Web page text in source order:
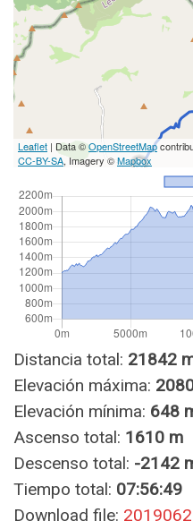
Leaflet | Data ©OpenStreetMap
CC-BY-SA, Imagery ©Mapbox
Distancia total: 21842
Elevación máxima:
Elevación mínima: 648
Ascenso total: 1610 m
Descenso total: -2142
Tiempo total: 07:56:49
Download file: